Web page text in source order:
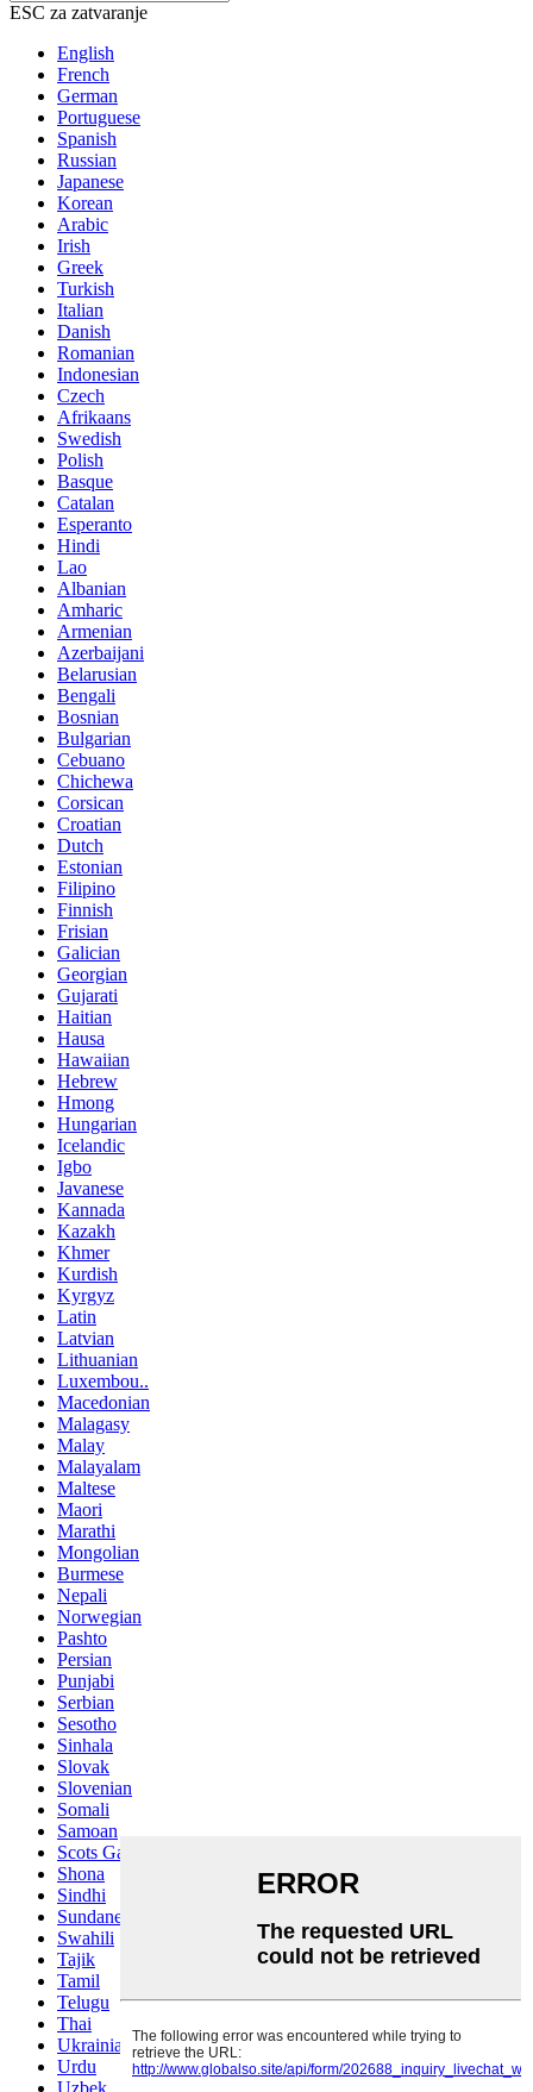
ESC za zatvaranje
English
French
German
Portuguese
Spanish
Russian
Japanese
Korean
Arabic
Irish
Greek
Turkish
Italian
Danish
Romanian
Indonesian
Czech
Afrikaans
Swedish
Polish
Basque
Catalan
Esperanto
Hindi
Lao
Albanian
Amharic
Armenian
Azerbaijani
Belarusian
Bengali
Bosnian
Bulgarian
Cebuano
Chichewa
Corsican
Croatian
Dutch
Estonian
Filipino
Finnish
Frisian
Galician
Georgian
Gujarati
Haitian
Hausa
Hawaiian
Hebrew
Hmong
Hungarian
Icelandic
Igbo
Javanese
Kannada
Kazakh
Khmer
Kurdish
Kyrgyz
Latin
Latvian
Lithuanian
Luxembou..
Macedonian
Malagasy
Malay
Malayalam
Maltese
Maori
Marathi
Mongolian
Burmese
Nepali
Norwegian
Pashto
Persian
Punjabi
Serbian
Sesotho
Sinhala
Slovak
Slovenian
Somali
Samoan
Scots Gaelic
Shona
Sindhi
Sundanese
Swahili
Tajik
Tamil
Telugu
Thai
Ukrainian
Urdu
Uzbek